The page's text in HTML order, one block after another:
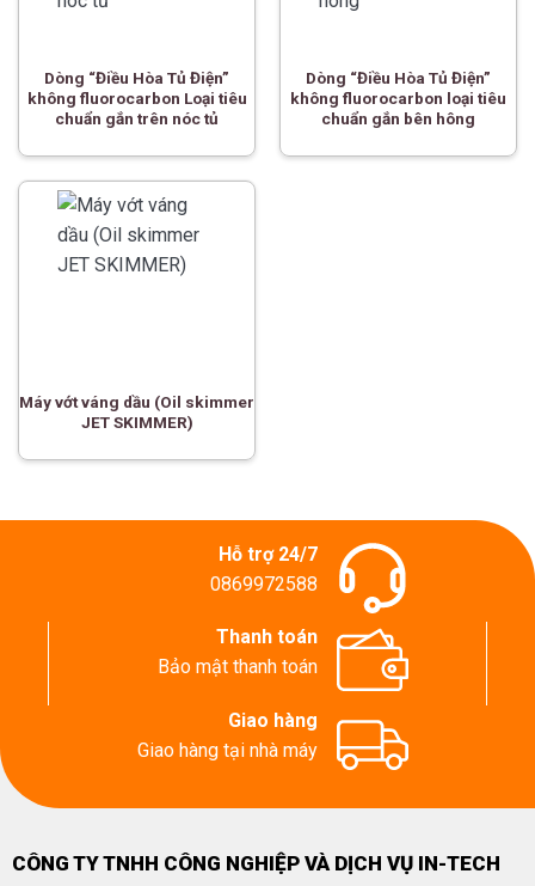
Dòng “Điều Hòa Tủ Điện”
không fluorocarbon Loại tiêu
chuẩn gắn trên nóc tủ
Dòng “Điều Hòa Tủ Điện”
không fluorocarbon loại tiêu
chuẩn gắn bên hông
Máy vớt váng dầu (Oil skimmer
JET SKIMMER)
Hỗ trợ 24/7
0869972588
Thanh toán
Bảo mật thanh toán
Giao hàng
Giao hàng tại nhà máy
CÔNG TY TNHH CÔNG NGHIỆP VÀ DỊCH VỤ IN-TECH